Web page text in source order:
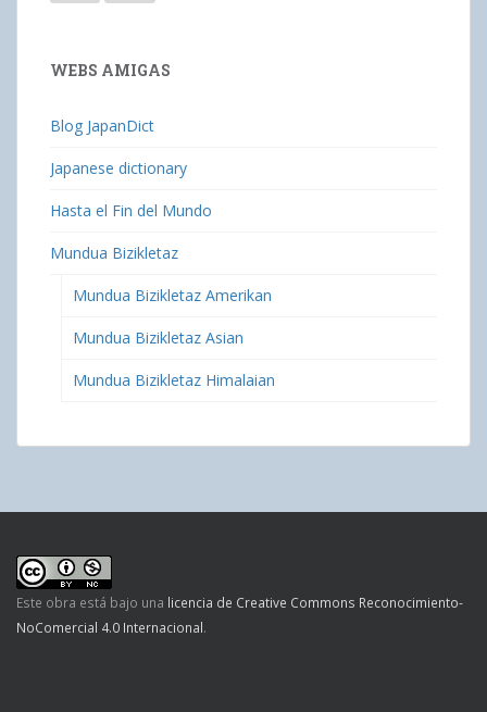
WEBS AMIGAS
Blog JapanDict
Japanese dictionary
Hasta el Fin del Mundo
Mundua Bizikletaz
Mundua Bizikletaz Amerikan
Mundua Bizikletaz Asian
Mundua Bizikletaz Himalaian
Este obra está bajo una licencia de Creative Commons Reconocimiento-
NoComercial 4.0 Internacional.